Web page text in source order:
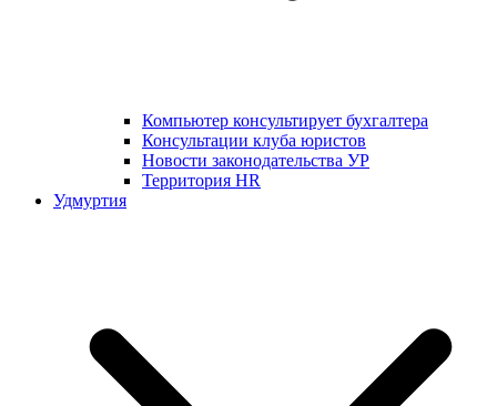
Компьютер консультирует бухгалтера
Консультации клуба юристов
Новости законодательства УР
Территория HR
Удмуртия